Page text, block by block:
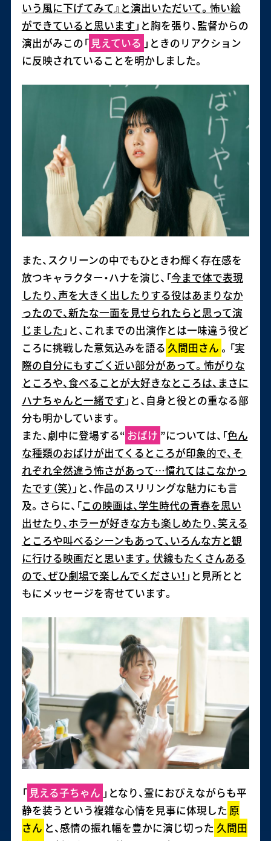
いう風に下げてみて』と演出いただいて。怖い絵
ができていると思います 」と胸を張り、監督からの
演出がみこの「 見えている 」ときのリアクション
に反映されていることを明かしました。
また、スクリーンの中でもひときわ輝く存在感を
放つキャラクター・ハナを演じ、「今まで体で表現
したり、声を大きく出したりする役はあまりなか
ったので、新たな一面を見せられたらと思って演
じました 」と、これまでの出演作とは一味違う役ど
ころに挑戦した意気込みを語る 久間田さん 。「実
際の自分にもすごく近い部分があって。怖がりな
ところや、食べることが大好きなところは、まさに
ハナちゃんと一緒です 」と、自身と役との重なる部
分も明かしています。
また、劇中に登場する“ おばけ ”については、「色ん
な種類のおばけが出てくるところが印象的で、そ
れぞれ全然違う怖さがあって…慣れてはこなかっ
たです（笑） 」と、作品のスリリングな魅力にも言
及。さらに、「この映画は、学生時代の青春を思い
出せたり、ホラーが好きな方も楽しめたり、笑える
ところや叫べるシーンもあって、いろんな方と観
に行ける映画だと思います。伏線もたくさんある
ので、ぜひ劇場で楽しんでください！ 」と見所とと
もにメッセージを寄せています。
「 見える子ちゃん 」となり、霊におびえながらも平
静を装うという複雑な心情を見事に体現した 原
さん と、感情の振れ幅を豊かに演じ切った 久間田